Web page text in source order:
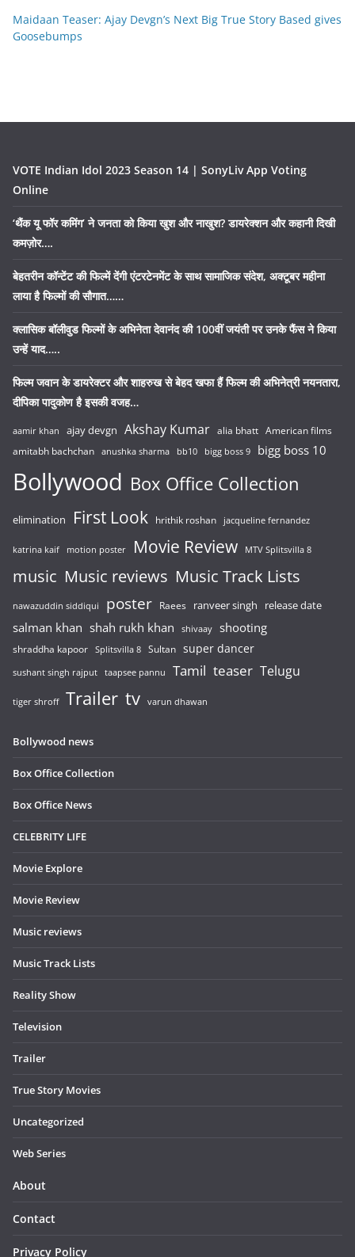
Maidaan Teaser: Ajay Devgn’s Next Big True Story Based gives
Goosebumps
VOTE Indian Idol 2023 Season 14 | SonyLiv App Voting
Online
‘थैंक यू फॉर कमिंग’ ने जनता को किया खुश और नाखुश? डायरेक्शन और कहानी दिखी
कमज़ोर….
बेहतरीन कॉन्टेंट की फिल्में देंगी एंटरटेनमेंट के साथ सामाजिक संदेश, अक्टूबर महीना
लाया है फिल्मों की सौगात……
क्लासिक बॉलीवुड फिल्मों के अभिनेता देवानंद की 100वीं जयंती पर उनके फैंस ने किया
उन्हें याद…..
फिल्म जवान के डायरेक्टर और शाहरुख से बेहद खफा हैं फिल्म की अभिनेत्री नयनतारा,
दीपिका पादुकोण है इसकी वजह…
aamir khan ajay devgn Akshay Kumar alia bhatt American films
amitabh bachchan anushka sharma bb10 bigg boss 9 bigg boss 10
Bollywood Box Office Collection
elimination First Look hrithik roshan jacqueline fernandez
katrina kaif motion poster Movie Review MTV Splitsvilla 8
music Music reviews Music Track Lists
nawazuddin siddiqui poster Raees ranveer singh release date
salman khan shah rukh khan shivaay shooting
shraddha kapoor Splitsvilla 8 Sultan super dancer
sushant singh rajput taapsee pannu Tamil teaser Telugu
tiger shroff Trailer tv varun dhawan
Bollywood news
Box Office Collection
Box Office News
CELEBRITY LIFE
Movie Explore
Movie Review
Music reviews
Music Track Lists
Reality Show
Television
Trailer
True Story Movies
Uncategorized
Web Series
About
Contact
Privacy Policy